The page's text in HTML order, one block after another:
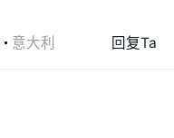
意大利 回复Ta